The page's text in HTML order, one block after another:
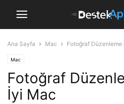
Ana Sayfa Mac Fotoğraf Düzenleme
Mac
Fotoğraf
İyi Mac